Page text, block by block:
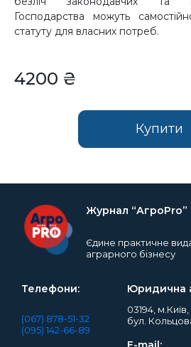
Господарства можуть
статуту для власних потреб.
4200 ₴
Купити
Журнал “АгроPro”
Єдине практичне
аграрного бізнесу
Юридична
03194, м.Київ,
бул.
Телефони:
(067) 878-51-32
(095) 142-66-89